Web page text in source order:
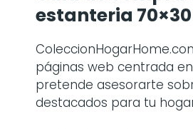
estanteria 70×30
páginas web centrada
pretende asesorarte
destacados para tu